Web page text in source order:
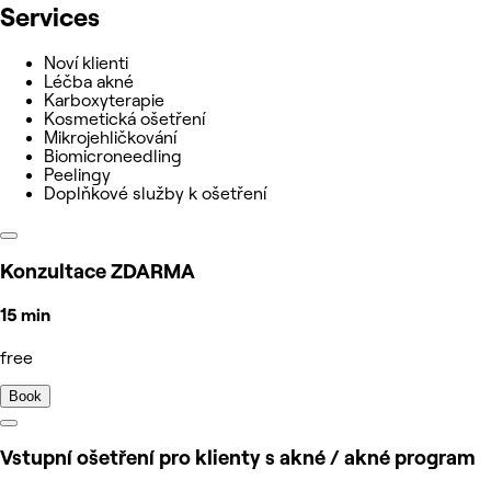
Services
Noví klienti
Léčba akné
Karboxyterapie
Kosmetická ošetření
Mikrojehličkování
Biomicroneedling
Peelingy
Doplňkové služby k ošetření
Konzultace ZDARMA
15 min
free
Book
Vstupní ošetření pro klienty s akné / akné program